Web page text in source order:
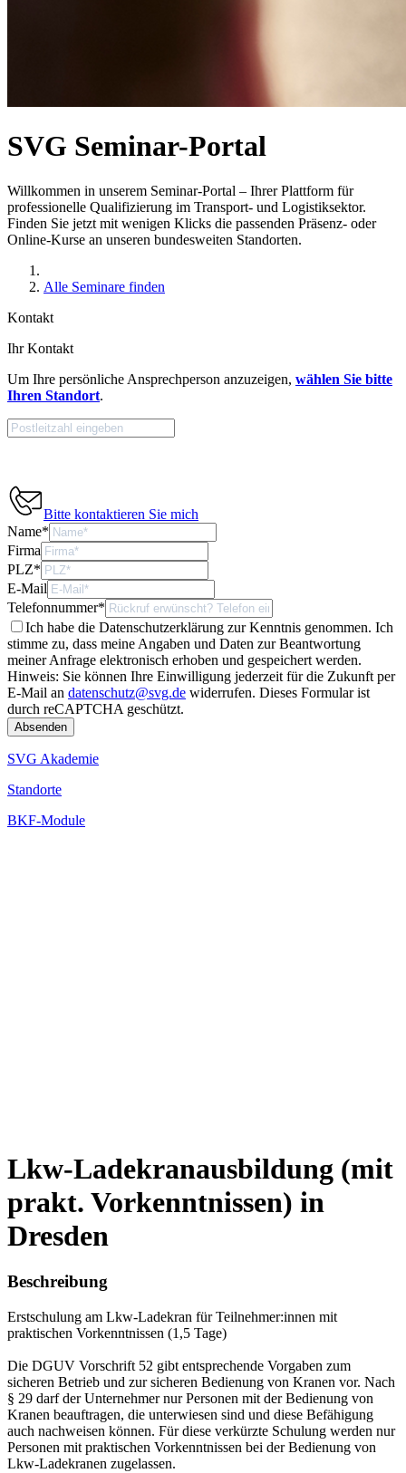
SVG Seminar-Portal
Willkommen in unserem Seminar-Portal – Ihrer Plattform für
professionelle Qualifizierung im Transport- und Logistiksektor.
Finden Sie jetzt mit wenigen Klicks die passenden Präsenz- oder
Online-Kurse an unseren bundesweiten Standorten.
Alle Seminare finden
Kontakt
Ihr Kontakt
Um Ihre persönliche Ansprechperson anzuzeigen, wählen Sie bitte
Ihren Standort.
Bitte kontaktieren Sie mich
Name*
Firma
PLZ*
E-Mail
Telefonnummer*
Ich habe die Datenschutzerklärung zur Kenntnis genommen. Ich
stimme zu, dass meine Angaben und Daten zur Beantwortung
meiner Anfrage elektronisch erhoben und gespeichert werden.
Hinweis: Sie können Ihre Einwilligung jederzeit für die Zukunft per
E-Mail an datenschutz@svg.de widerrufen. Dieses Formular ist
durch reCAPTCHA geschützt.
SVG Akademie
Standorte
BKF-Module
Lkw-Ladekranausbildung (mit
prakt. Vorkenntnissen) in
Dresden
Beschreibung
Erstschulung am Lkw-Ladekran für Teilnehmer:innen mit
praktischen Vorkenntnissen (1,5 Tage)
Die DGUV Vorschrift 52 gibt entsprechende Vorgaben zum
sicheren Betrieb und zur sicheren Bedienung von Kranen vor. Nach
§ 29 darf der Unternehmer nur Personen mit der Bedienung von
Kranen beauftragen, die unterwiesen sind und diese Befähigung
auch nachweisen können. Für diese verkürzte Schulung werden nur
Personen mit praktischen Vorkenntnissen bei der Bedienung von
Lkw-Ladekranen zugelassen.